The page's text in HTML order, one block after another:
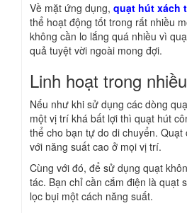
Về mặt ứng dụng, quạt hút xách
thể hoạt động tốt trong rất nhiều
không cần lo lắng quá nhiều vì
quả tuyệt vời ngoài mong đợi.
Linh hoạt trong
Nếu như khi sử dụng các dòng
một vị trí khá bất lợi thì quạt hút
thể cho bạn tự do di chuyển.
với năng suất cao ở mọi vị trí.
Cùng với đó, để sử dụng quạt
tác. Bạn chỉ cần cắm điện là quạt
lọc bụi một cách năng suất.